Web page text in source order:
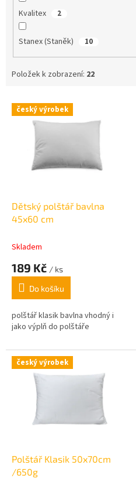
Kvalitex 2
Stanex (Staněk) 10
Položek k zobrazení: 22
V český výrobek
Dětský polštář bavlna
45x60 cm
Skladem
189 Kč / ks
Do košíku
polštář klasik bavlna vhodný i
jako výplň do polštáře
český výrobek
Polštář Klasik 50x70cm
/650g